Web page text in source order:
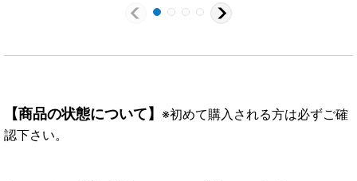
【商品の状態について】 ※初めて購入される方は必ずご確
認下さい。